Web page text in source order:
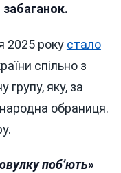
2025 року стало
спільно з
яку, за
обраниця.
поб’ють»